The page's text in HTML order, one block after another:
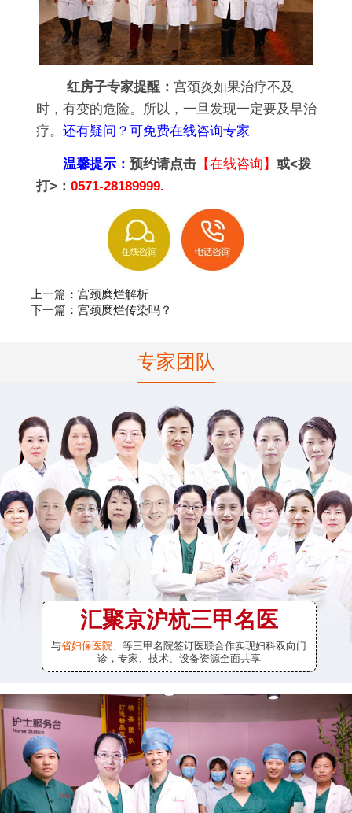
红房子专家提醒： 宫颈炎如果治疗不及
时，有变的危险。所以，一旦发现一定要及早治
疗。 还有疑问？可免费在线咨询专家
温馨提示： 预约请点击【在线咨询】 或<拨
打>： 0571-28189999.
上一篇： 宫颈糜烂解析
下一篇： 宫颈糜烂传染吗？
专家团队
汇聚京沪杭三甲名医
与省妇保医院、 等三甲名院签订医联合作实现妇科双向门
诊，专家、技术、设备资源全面共享